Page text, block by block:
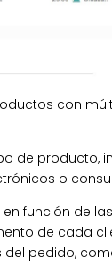
con
de producto,
o
función de
de cada
pedido,